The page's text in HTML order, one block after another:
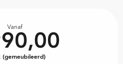
Vanaf
(gemeubileerd)